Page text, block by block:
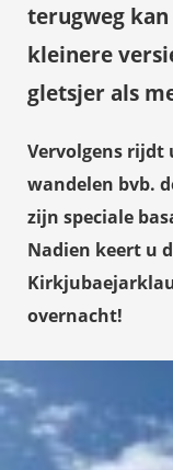
terugweg kan
kleinere
gletsjer als
Vervolgens rijdt
wandelen bvb.
zijn speciale
Nadien keert u
overnacht!